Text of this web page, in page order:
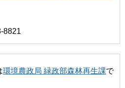
8821
環境農政局 緑政部森林再生課で